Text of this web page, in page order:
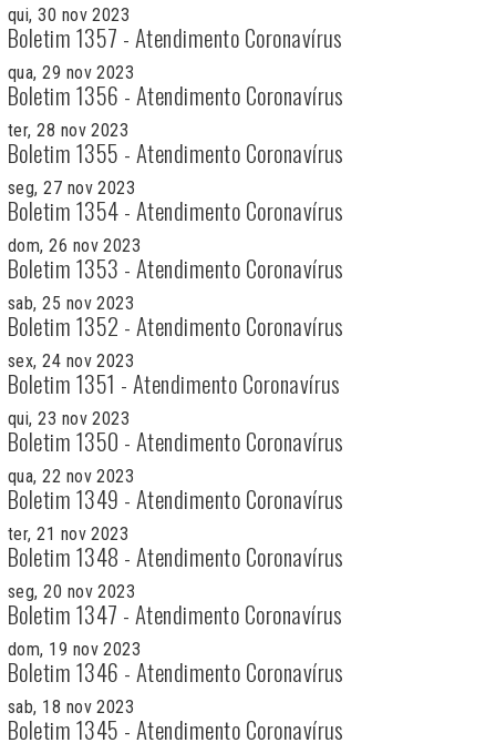
qui, 30 nov 2023
Boletim 1357 - Atendimento Coronavírus
qua, 29 nov 2023
Boletim 1356 - Atendimento Coronavírus
ter, 28 nov 2023
Boletim 1355 - Atendimento Coronavírus
seg, 27 nov 2023
Boletim 1354 - Atendimento Coronavírus
dom, 26 nov 2023
Boletim 1353 - Atendimento Coronavírus
sab, 25 nov 2023
Boletim 1352 - Atendimento Coronavírus
sex, 24 nov 2023
Boletim 1351 - Atendimento Coronavírus
qui, 23 nov 2023
Boletim 1350 - Atendimento Coronavírus
qua, 22 nov 2023
Boletim 1349 - Atendimento Coronavírus
ter, 21 nov 2023
Boletim 1348 - Atendimento Coronavírus
seg, 20 nov 2023
Boletim 1347 - Atendimento Coronavírus
dom, 19 nov 2023
Boletim 1346 - Atendimento Coronavírus
sab, 18 nov 2023
Boletim 1345 - Atendimento Coronavírus